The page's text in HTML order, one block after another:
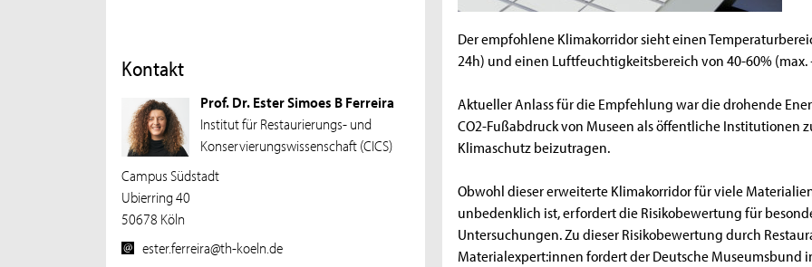
Kontakt
Prof. Dr. Ester Simoes B Ferreira
Institut für Restaurierungs- und
Konservierungswissenschaft (CICS)
Campus Südstadt
Ubierring 40
50678 Köln
ester.ferreira@th-koeln.de
Der empfohlene Klimakorridor sieht einen
24h) und einen Luftfeuchtigkeitsbereich von 40-60%
Aktueller Anlass für die Empfehlung war die drohende
CO2-Fußabdruck von Museen als öffentliche Institutionen
Klimaschutz beizutragen.
Obwohl dieser erweiterte Klimakorridor für viele
unbedenklich ist, erfordert die Risikobewertung für
Untersuchungen. Zu dieser Risikobewertung durch
Materialexpert:innen fordert der Deutsche Museumsbund